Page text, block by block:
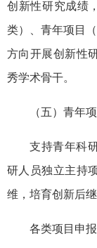
创新性研究成绩
类）、青年项目
方向开展创新性
秀学术骨干。
（五）青年
支持青年科
研人员独立主持
维，培育创新后继
各类项目申